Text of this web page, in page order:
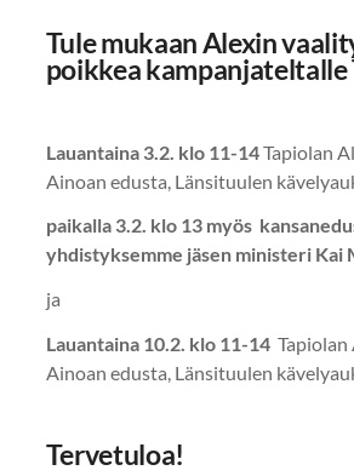
Tule mukaan Alexin
poikkea kampanjateltalle
Lauantaina 3.2. klo 11-14Tapiolan
Ainoan edusta, Länsituulen
paikalla 3.2. klo 13 myös
yhdistyksemme jäsen ministeri Kai
ja
Lauantaina 10.2. klo 11-14Tapiolan
Ainoan edusta, Länsituulen
Tervetuloa!